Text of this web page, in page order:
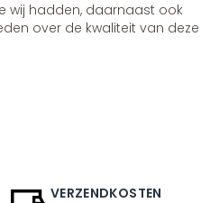
wij hadden, daarnaast ook
over de kwaliteit van deze
VERZENDKOSTEN